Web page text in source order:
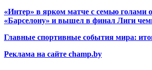
«Интер» в ярком матче с семью голами
«Барселону» и вышел в финал Лиги
Главные спортивные события мира:
Реклама на сайте champ.by